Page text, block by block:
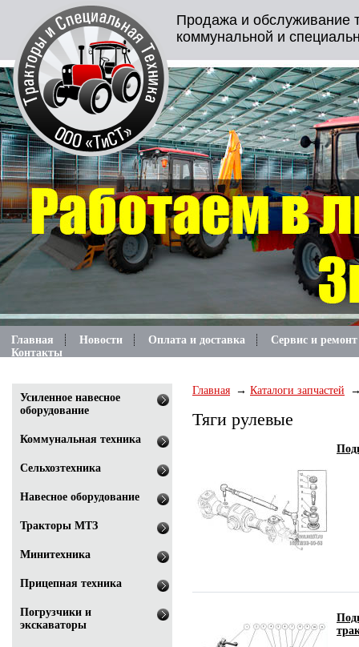
Продажа и обслуживание
коммунальной и
Главная Новости Оплата и доставка
Сервис и ремонт
Контакты
Главная Каталоги запчастей
Тяги рулевые
Усиленное навесное
оборудование
Коммунальная техника
Сельхозтехника
Навесное оборудование
Тракторы МТЗ
Минитехника
Прицепная техника
Погрузчики и
экскаваторы